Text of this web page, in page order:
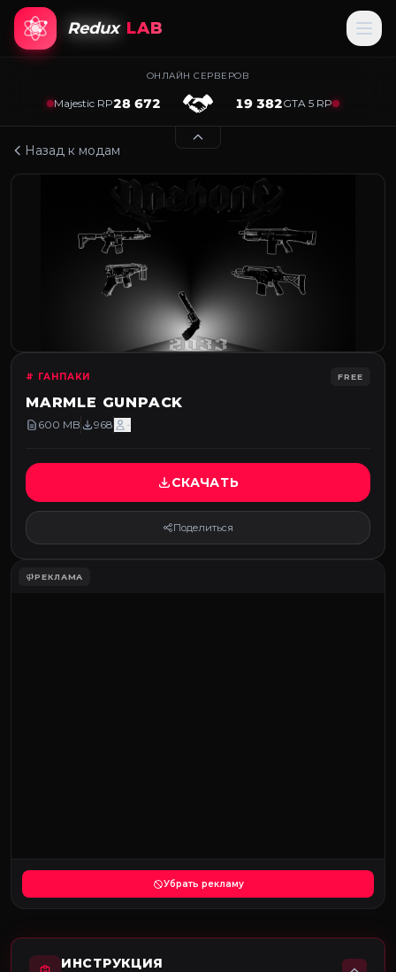
Redux LAB
ОНЛАЙН СЕРВЕРОВ
Majestic RP28 672 19 382GTA 5 RP
Назад к модам
# ГАНПАКИ FREE
MARMLE GUNPACK
600 MB 968 -
СКАЧАТЬ
Поделиться
РЕКЛАМА
Убрать рекламу
ИНСТРУКЦИЯ